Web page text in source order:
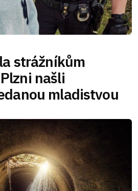
strážníkům
našli
mladistvou